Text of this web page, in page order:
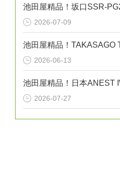
2026-07-09
2026-06-13
2026-07-27